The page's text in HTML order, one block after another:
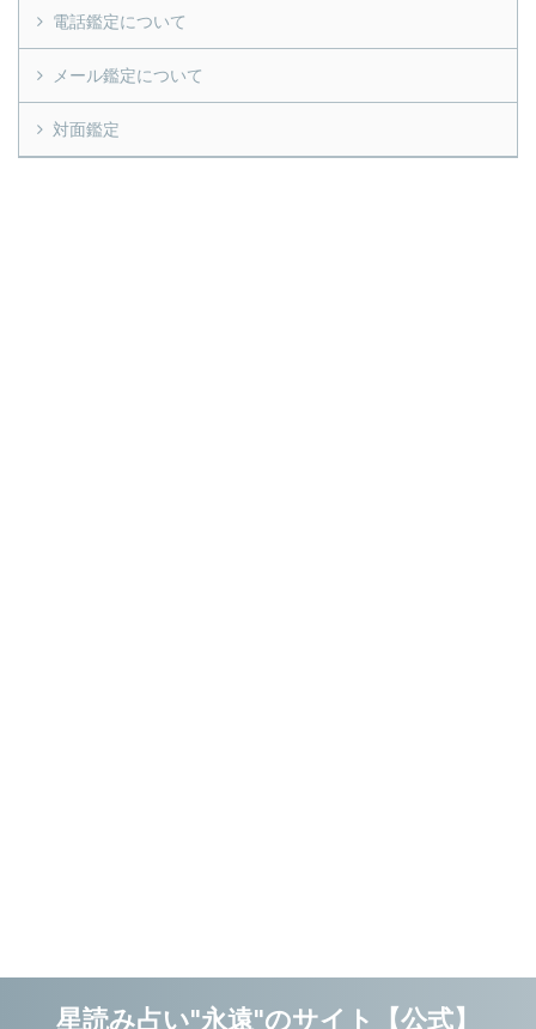
電話鑑定について
メール鑑定について
対面鑑定
星読み占い"永遠"のサイト【公式】